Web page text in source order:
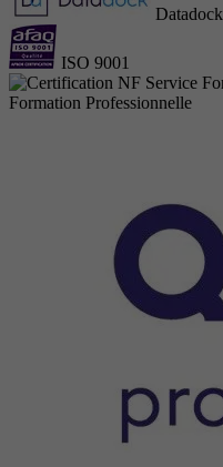
Datadock
ISO 9001
Formation Professionnelle